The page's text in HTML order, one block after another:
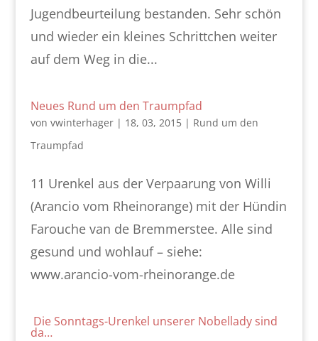
Jugendbeurteilung bestanden. Sehr schön
und wieder ein kleines Schrittchen weiter
auf dem Weg in die...
Neues Rund um den Traumpfad
von vwinterhager| 18, 03, 2015| Rund um den
Traumpfad
11 Urenkel aus der Verpaarung von Willi
(Arancio vom Rheinorange) mit der Hündin
Farouche van de Bremmerstee. Alle sind
gesund und wohlauf – siehe:
www.arancio-vom-rheinorange.de
Die Sonntags-Urenkel unserer Nobellady sind
da…